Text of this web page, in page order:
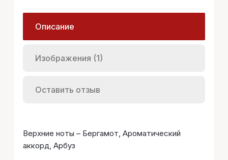
Описание
Изображения (1)
Оставить отзыв
Верхние ноты – Бергамот, Ароматический
аккорд, Арбуз